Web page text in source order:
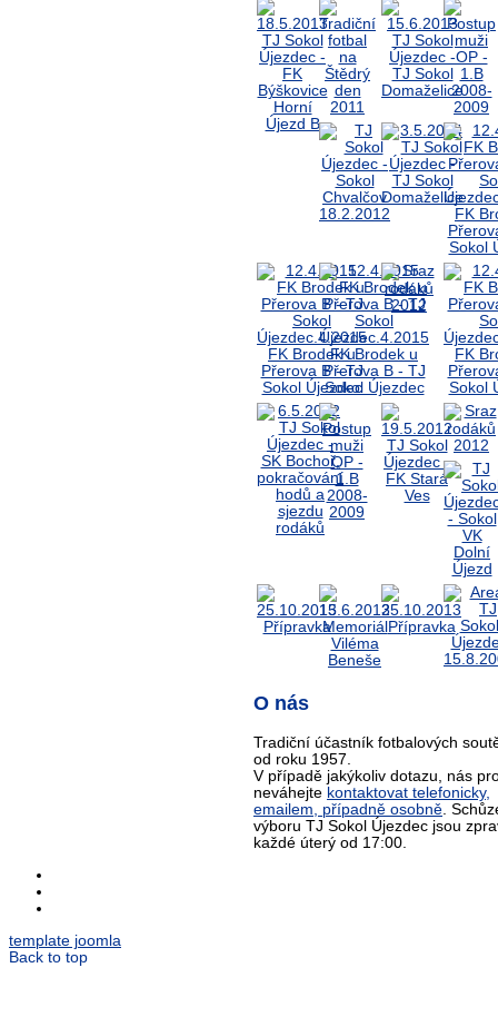
O nás
Tradiční účastník fotbalových
od roku 1957.
V případě jakýkoliv dotazu, nás
neváhejte kontaktovat telefonicky,
emailem, případně osobně.
výboru TJ Sokol Újezdec jsou
každé úterý od 17:00.
template joomla
Back to top